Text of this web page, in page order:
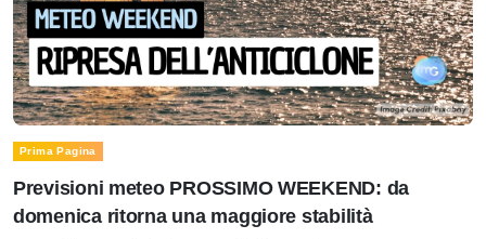
Prima Pagina
Previsioni meteo PROSSIMO WEEKEND: da
domenica ritorna una maggiore stabilità